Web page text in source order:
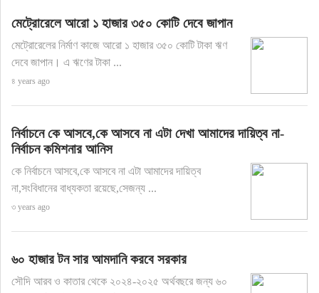
মেট্রোরেলে আরো ১ হাজার ৩৫০ কোটি দেবে জাপান
মেট্রোরেলের নির্মাণ কাজে আরো ১ হাজার ৩৫০ কোটি টাকা ঋণ
দেবে জাপান। এ ঋণের টাকা ...
৪ years ago
নির্বাচনে কে আসবে,কে আসবে না এটা দেখা আমাদের দায়িত্ব না-
নির্বাচন কমিশনার আনিস
কে নির্বাচনে আসবে,কে আসবে না এটা আমাদের দায়িত্ব
না,সংবিধানের বাধ্যকতা রয়েছে,সেজন্য ...
৩ years ago
৬০ হাজার টন সার আমদানি করবে সরকার
সৌদি আরব ও কাতার থেকে ২০২৪-২০২৫ অর্থবছরে জন্য ৬০